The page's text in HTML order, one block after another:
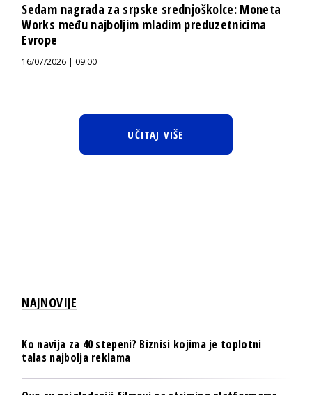
Sedam nagrada za srpske srednjoškolce: Moneta
Works među najboljim mladim preduzetnicima
Evrope
16/07/2026 | 09:00
UČITAJ VIŠE
NAJNOVIJE
Ko navija za 40 stepeni? Biznisi kojima je toplotni
talas najbolja reklama